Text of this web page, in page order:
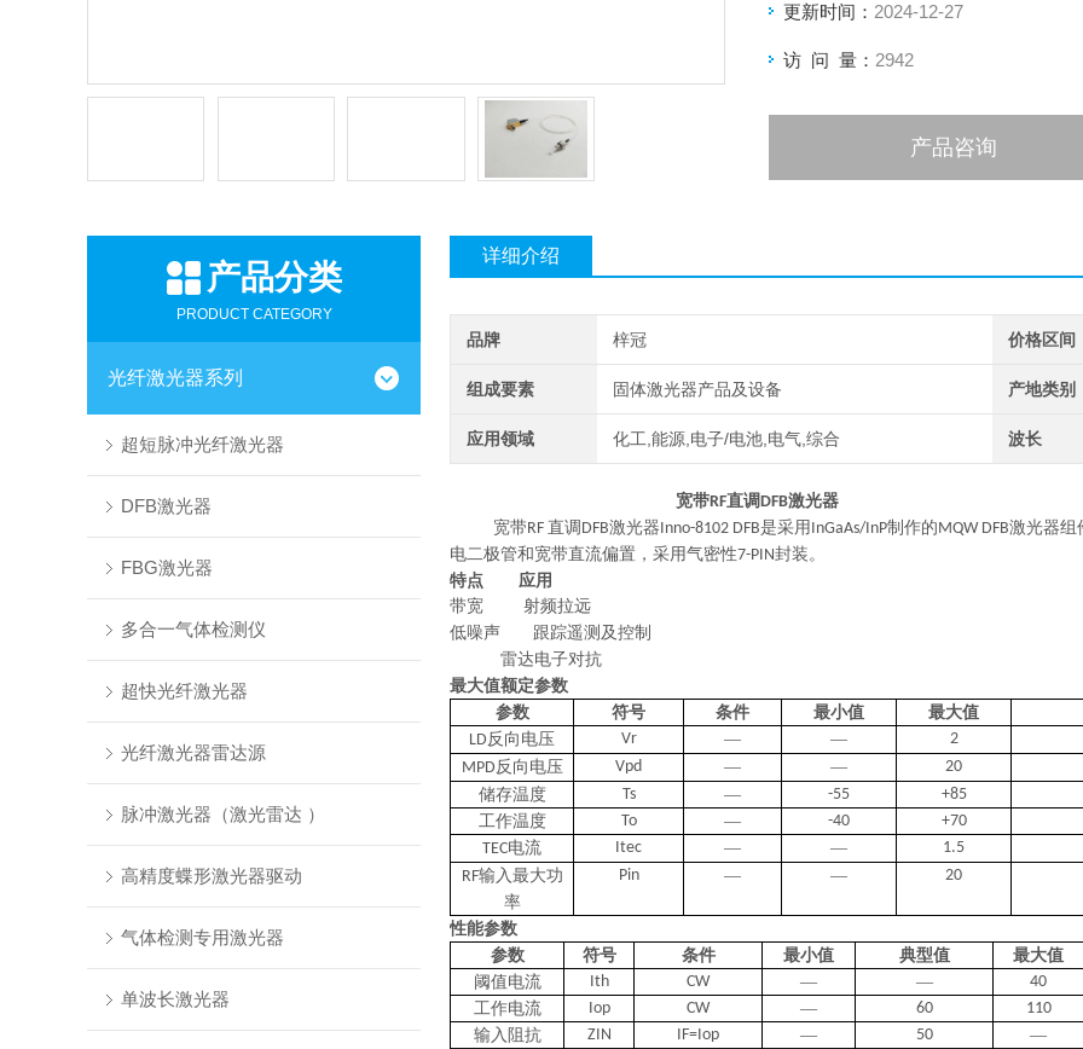
更新时间： 2024-12-27
访 问 量： 2942
产品咨询
产品分类
PRODUCT CATEGORY
光纤激光器系列
超短脉冲光纤激光器
DFB激光器
FBG激光器
多合一气体检测仪
超快光纤激光器
光纤激光器雷达源
脉冲激光器（激光雷达 ）
高精度蝶形激光器驱动
气体检测专用激光器
单波长激光器
详细介绍
品牌 梓冠 价格区间
组成要素 固体激光器产品及设备 产地类别
应用领域 化工,能源,电子/电池,电气,综合 波长
宽带RF直调DFB激光器
宽带RF 直调 DFB激光器Inno-8102 DFB是采用 InGaAs/InP制作的MQW DFB激光器组
电二极管和宽带直流偏置，采用气密性7-PIN封装。
特点
应用
带宽
射频拉远
低噪声
跟踪遥测及控制
雷达电子对抗
最大值额定参数
参数
符号 条件 最小值
最大值
LD反向电压 Vr — —
2
MPD反向电压 Vpd — —
20
储存温度
Ts — -55
+85
工作温度
To — -40
+70
TEC电流 Itec — —
1.5
RF输入最大功
率
Pin — — 20
性能参数
参数
符号 条件 最小值 典型值
最大值
阈值电流
Ith CW — —
40
工作电流
Iop CW — 60
110
输入阻抗
ZIN IF=Iop — 50
—